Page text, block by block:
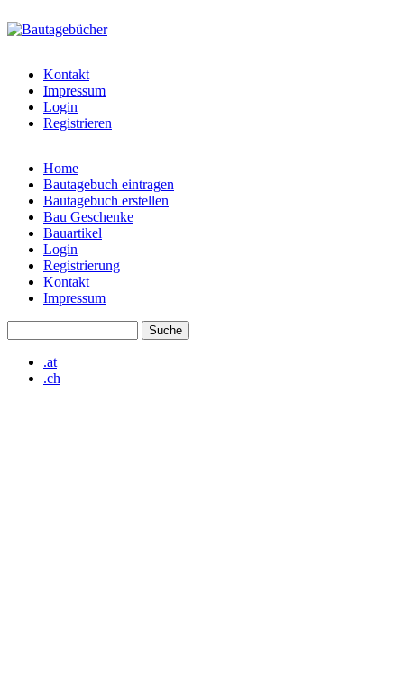
bautagebuch-
liste.de
Kontakt
Impressum
Login
Registrieren
Hauptmenü
Home
Bautagebuch eintragen
Bautagebuch erstellen
Bau Geschenke
Bauartikel
Login
Registrierung
Kontakt
Impressum
.at
.ch